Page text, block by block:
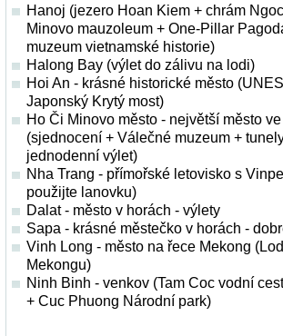
Hanoj (jezero Hoan Kiem + chrám
Minovo mauzoleum + One-Pillar
muzeum vietnamské historie)
Halong Bay (výlet do zálivu na lodi)
Hoi An - krásné historické město
Japonský Krytý most)
Ho Či Minovo město - největší město
(sjednocení + Válečné muzeum +
jednodenní výlet)
Nha Trang - přímořské letovisko s
použijte lanovku)
Dalat - město v horách - výlety
Sapa - krásné městečko v horách -
Vinh Long - město na řece Mekong
Mekongu)
Ninh Binh - venkov (Tam Coc vodní
+ Cuc Phuong Národní park)